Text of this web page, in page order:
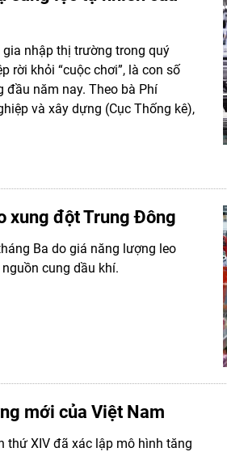
gia nhập thị trường trong quý
rời khỏi “cuộc chơi”, là con số
đầu năm nay. Theo bà Phí
và xây dựng (Cục Thống kê),
xung đột Trung Đông
Ba do giá năng lượng leo
cung dầu khí.
mới của Việt Nam
thứ XIV đã xác lập mô hình tăng